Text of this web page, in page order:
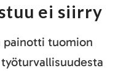
ei siirry
painotti tuomion